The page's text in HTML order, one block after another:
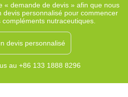
« demande de devis » afin que nous
devis personnalisé pour commencer
nutraceutiques.
devis personnalisé
au +86 133 1888 8296